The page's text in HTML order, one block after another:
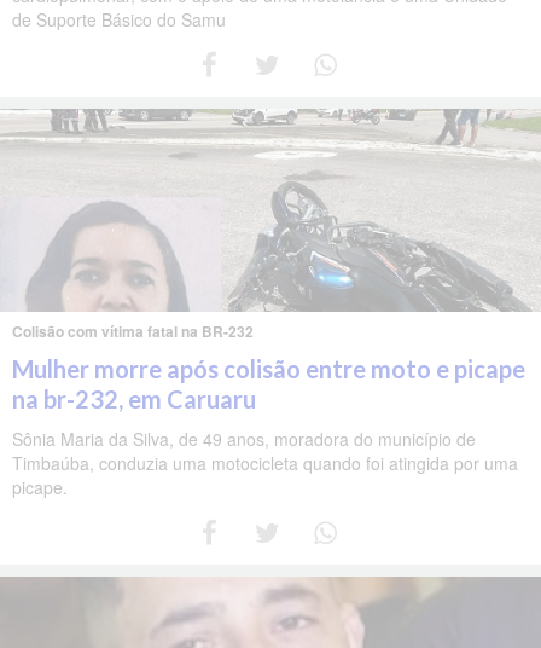
de Suporte Básico do Samu
Colisão com vítima fatal na BR-232
Mulher morre após colisão entre moto e picape
na br-232, em Caruaru
Sônia Maria da Silva, de 49 anos, moradora do município de
Timbaúba, conduzia uma motocicleta quando foi atingida por uma
picape.